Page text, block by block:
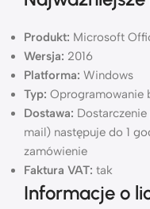
Produkt: Microsoft
Wersja: 2016
Platforma: Windows
Typ: Oprogramowanie
Dostawa:
mail) następuje do 1
zamówienie
Faktura VAT: tak
Informacje o